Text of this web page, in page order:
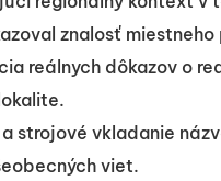
znalosť
reálnych dôkazov o
a strojové vkladanie
viet.